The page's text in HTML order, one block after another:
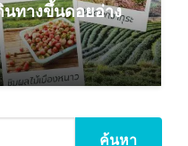
นทางขึ้นดอยอ่าง